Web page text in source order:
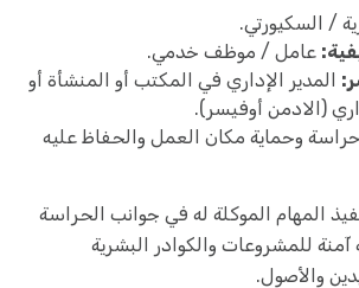
/ السكيورتي.
عامل / موظف خدمي.
المدير الإداري في المكتب أو المنشأة أو
(الادمن أوفيسر).
حراسة وحماية مكان العمل والحفاظ عليه
المهام الموكلة له في جوانب الحراسة
آمنة للمشروعات والكوادر البشرية
والأصول.